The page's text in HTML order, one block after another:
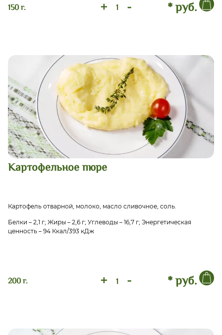
150 г. + - * руб.
Картофельное пюре
Картофель отварной, молоко, масло сливочное, соль.
Белки – 2,1 г; Жиры – 2,6 г; Углеводы – 16,7 г; Энергетическая
ценность – 94 Ккал/393 кДж
200 г. + - * руб.